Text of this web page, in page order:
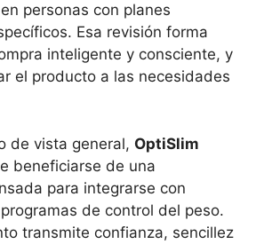
personas con planes
Esa revisión forma
inteligente y consciente, y
el producto a las necesidades
de vista general, OptiSlim
beneficiarse de una
para integrarse con
de control del peso.
transmite confianza, sencillez